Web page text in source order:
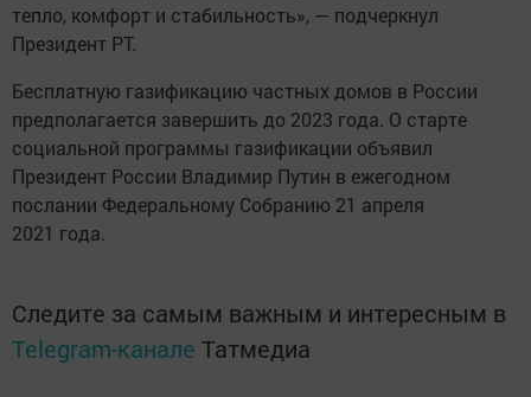
тепло, комфорт и стабильность», — подчеркнул
Президент РТ.
Бесплатную газификацию частных домов в России
предполагается завершить до 2023 года. О старте
социальной программы газификации объявил
Президент России Владимир Путин в ежегодном
послании Федеральному Собранию 21 апреля
2021 года.
Следите за самым важным и интересным в
Telegram-канале Татмедиа